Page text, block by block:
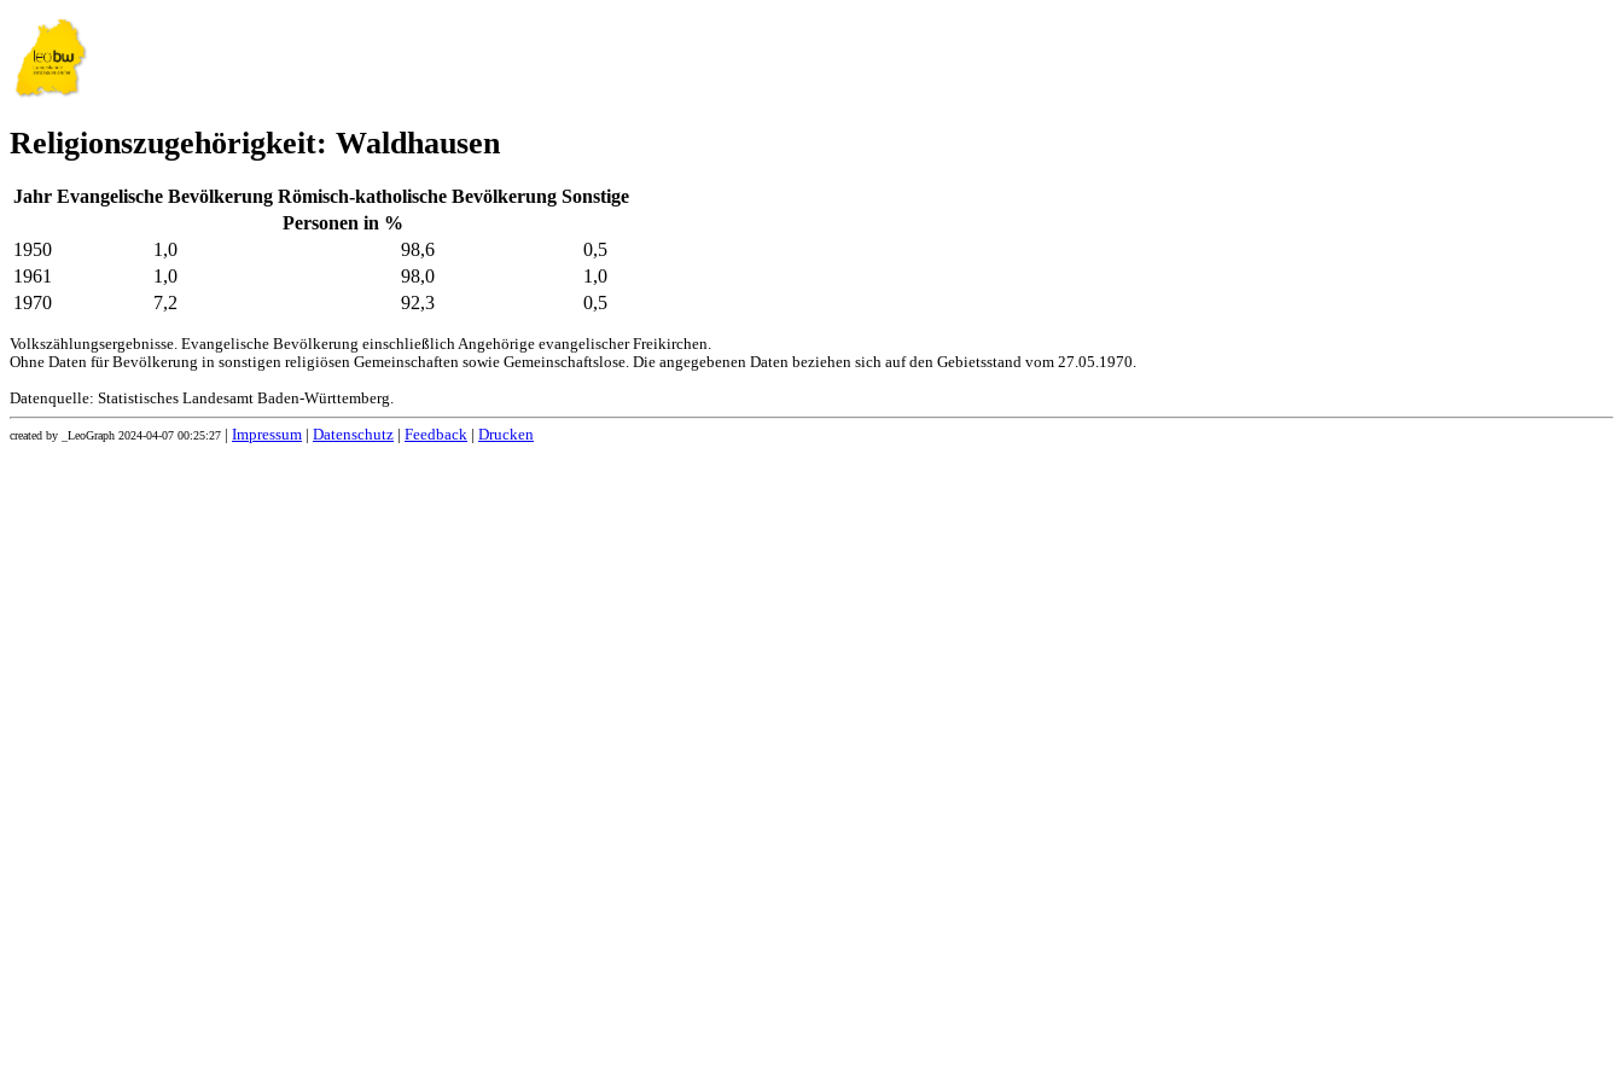
Religionszugehörigkeit: Waldhausen
Jahr Evangelische Bevölkerung Römisch-katholische Bevölkerung Sonstige
Personen in %
1950
1,0 98,6
0,5
1961
1,0 98,0
1,0
1970
7,2 92,3 0,5
Volkszählungsergebnisse. Evangelische Bevölkerung einschließlich Angehörige evangelischer Freikirchen.
Ohne Daten für Bevölkerung in sonstigen religiösen Gemeinschaften sowie Gemeinschaftslose. Die angegebenen Daten beziehen sich auf den Gebietsstand vom 27.05.1970.
Datenquelle: Statistisches Landesamt Baden-Württemberg.
created by _LeoGraph 2024-04-07 00:25:27 Impressum Datenschutz Feedback Drucken